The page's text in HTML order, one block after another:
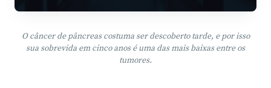
O câncer de pâncreas costuma ser descoberto tarde, e por isso
sua sobrevida em cinco anos é uma das mais baixas entre os
tumores.